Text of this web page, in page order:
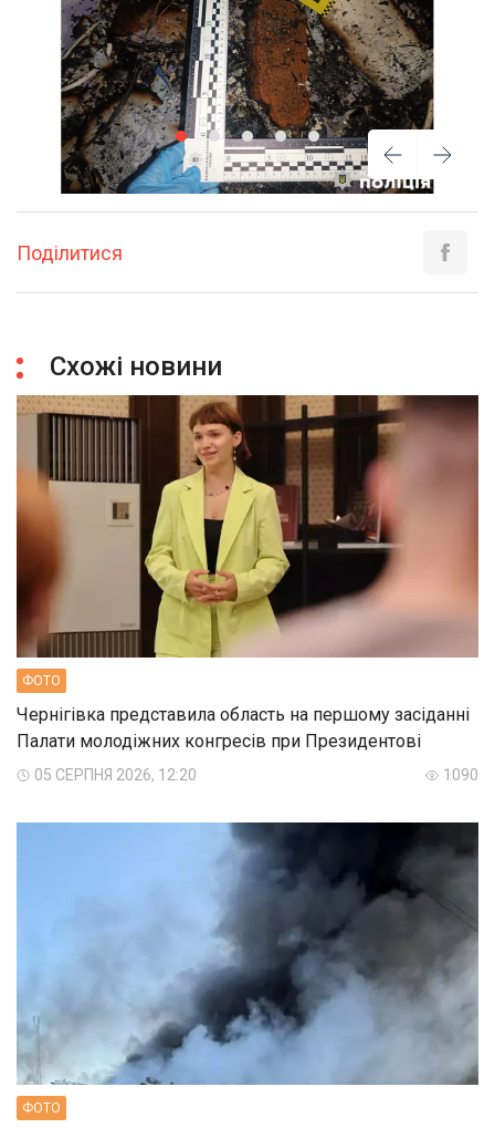
Поділитися
Схожі новини
ФОТО
Чернігівка представила область на першому засіданні
Палати молодіжних конгресів при Президентові
05 СЕРПНЯ 2026, 12:20 1090
ФОТО